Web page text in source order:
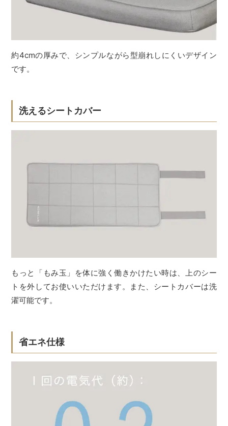
約4cmの厚みで、シンプルながら型崩れしにくいデザイン
です。
洗えるシートカバー
もっと「もみ玉」を体に強く働きかけたい時は、上のシー
トを外してお使いいただけます。また、シートカバーは洗
濯可能です。
省エネ仕様